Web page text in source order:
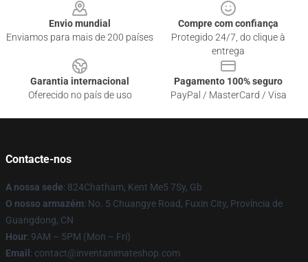
Envio mundial
Enviamos para mais de 200 países
Compre com confiança
Protegido 24/7, do clique à
entrega
Garantia internacional
Oferecido no país de uso
Pagamento 100% seguro
PayPal / MasterCard / Visa
Contacte-nos
A nossa sede: 824Chatham, Kent Me5 7Sy, Gb
O nosso armazém: No. 5 Chuangye Road, Fuxin City, Província de
Guangdong, CN
Hour: 9AM – 5PM (Mon – Fri)
Email : contact@inventanimateshop.com